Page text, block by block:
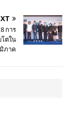
การ
ตใน
ภาค